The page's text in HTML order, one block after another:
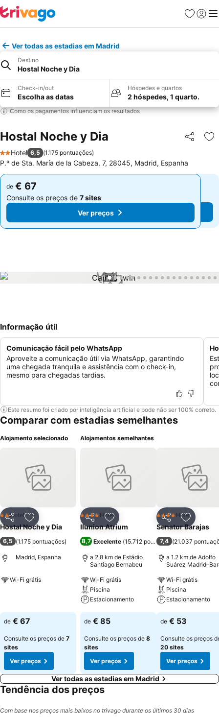
Favoritos
Iniciar
Ver todas as estadias em Madrid
Destino
Hostal Noche y Dia
Check-in/out
Escolha as datas
Hóspedes e quartos
2 hóspedes, 1 quarto.
Como os pagamentos influenciam os resultados
Hostal Noche y Dia Partilhar
2 Estrelas
Hotel 6,5 (1.175 pontuações)
P.º de Sta. María de la Cabeza, 7, 28045, Madrid, Espanha
de € 67
Consulte os preços de 7 sites
Ver preços
de € 67
Consulte os preços de 7 sites
Ver preços
1 / 19
Informação útil
Comunicação fácil pelo WhatsApp
Aproveite a comunicação útil via WhatsApp, garantindo
uma chegada tranquila e assistência com o check-in,
mesmo para chegadas tardias.
Este resumo foi criado por inteligência artificial e pode não ser 100% correto.
Comparar com estadias semelhantes
Alojamento selecionado
PartilharAdicionar aos favoritos
2 Estrelas
Hotel
Hostal Noche y Dia
6,5 (1.175 pontuações)
Madrid, Espanha
Wi-Fi grátis
de € 67
Consulte os preços de 7
sites
Ver preços
Alojamentos semelhantes
PartilharAdicionar aos favoritos
4 EstrelasHotel
Ilunion Atrium
8,7 Excelente (15.712 pontuações)
a 2.8 km de Estádio
Santiago Bernabeu
Wi-Fi grátis
Piscina
Estacionamento
Ver preços
de € 85
Consulte os preços de 8
sites
Ver preços
Partilhar
4 EstrelasHotel
Senator Barajas
7,4 (21.037
a 1.2 km de Adolfo
Suárez
Wi-Fi grátis
Piscina
Estacionamento
Ver preços
de € 53
Consulte os preços
20 sites
Ver preços
Ver todas as estadias em Madrid
Tendência dos preços
Com base nos preços mais baixos no trivago durante os últimos 30 dias